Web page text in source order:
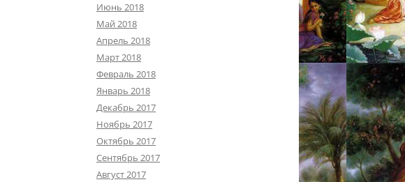
Июнь 2018
Май 2018
Апрель 2018
Март 2018
Февраль 2018
Январь 2018
Декабрь 2017
Ноябрь 2017
Октябрь 2017
Сентябрь 2017
Август 2017